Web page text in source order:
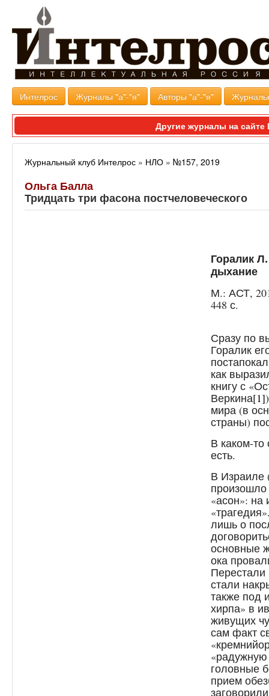
Интелрос Журналы "а"-"я" Авторы "а"-"я"
Другие журналы на
Журнальный клуб Интелрос » НЛО » №157, 2019
Ольга Балла
Тридцать три фасона постчеловеческого
Горалик
дыхание
М.: АСТ,
448 с.
Сразу по
Горалик
как
книгу с
Веркина[1]
мира (в
страны)
В каком-
есть.
В Израиле
произошло
«асон»: на
лишь о
основные
ока
Перестали
стали
также под
хирпа» в
живущих
сам факт
головные
прием